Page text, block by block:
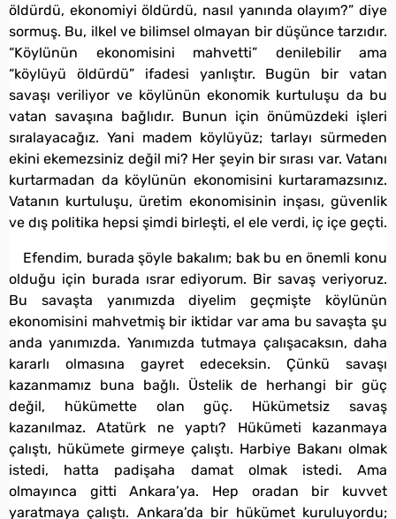
öldürdü, ekonomiyi öldürdü, nasıl yanında olayım?” diye
sormuş. Bu, ilkel ve bilimsel olmayan bir düşünce tarzıdır.
“Köylünün ekonomisini mahvetti” denilebilir ama
“köylüyü öldürdü” ifadesi yanlıştır. Bugün bir vatan
savaşı veriliyor ve köylünün ekonomik kurtuluşu da bu
vatan savaşına bağlıdır. Bunun için önümüzdeki işleri
sıralayacağız. Yani madem köylüyüz; tarlayı sürmeden
ekini ekemezsiniz değil mi? Her şeyin bir sırası var. Vatanı
kurtarmadan da köylünün ekonomisini kurtaramazsınız.
Vatanın kurtuluşu, üretim ekonomisinin inşası, güvenlik
ve dış politika hepsi şimdi birleşti, el ele verdi, iç içe geçti.
Efendim, burada şöyle bakalım; bak bu en önemli konu
olduğu için burada ısrar ediyorum. Bir savaş veriyoruz.
Bu savaşta yanımızda diyelim geçmişte köylünün
ekonomisini mahvetmiş bir iktidar var ama bu savaşta şu
anda yanımızda. Yanımızda tutmaya çalışacaksın, daha
kararlı olmasına gayret edeceksin. Çünkü savaşı
kazanmamız buna bağlı. Üstelik de herhangi bir güç
değil, hükümette olan güç. Hükümetsiz savaş
kazanılmaz. Atatürk ne yaptı? Hükümeti kazanmaya
çalıştı, hükümete girmeye çalıştı. Harbiye Bakanı olmak
istedi, hatta padişaha damat olmak istedi. Ama
olmayınca gitti Ankara’ya. Hep oradan bir kuvvet
yaratmaya çalıştı. Ankara’da bir hükümet kuruluyordu;